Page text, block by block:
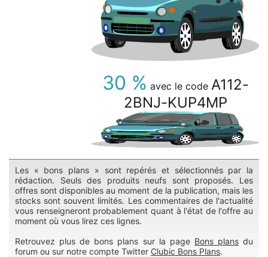
30 % avec le code A112-
2BNJ-KUP4MP
Les « bons plans » sont repérés et sélectionnés par la
rédaction. Seuls des produits neufs sont proposés. Les
offres sont disponibles au moment de la publication, mais les
stocks sont souvent limités. Les commentaires de l'actualité
vous renseigneront probablement quant à l'état de l'offre au
moment où vous lirez ces lignes.
Retrouvez plus de bons plans sur la page Bons plansdu
forum ou sur notre compte Twitter Clubic Bons Plans.